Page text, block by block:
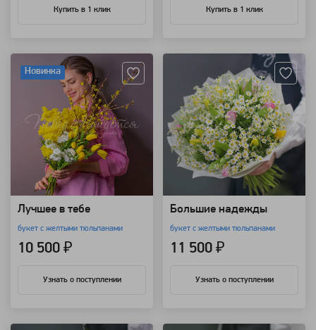
Купить в 1 клик Купить в 1 клик
Новинка
Лучшее в тебе
букет с желтыми тюльпанами
10 500 ₽
Узнать о поступлении
Большие надежды
букет с желтыми тюльпанами
11 500 ₽
Узнать о поступлении